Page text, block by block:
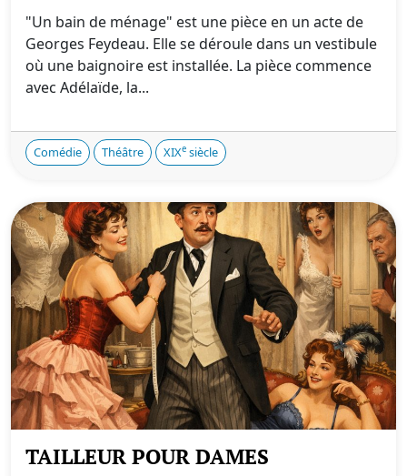
"Un bain de ménage" est une pièce en un acte de
Georges Feydeau. Elle se déroule dans un vestibule
où une baignoire est installée. La pièce commence
avec Adélaïde, la...
Comédie Théâtre XIXe siècle
TAILLEUR POUR DAMES